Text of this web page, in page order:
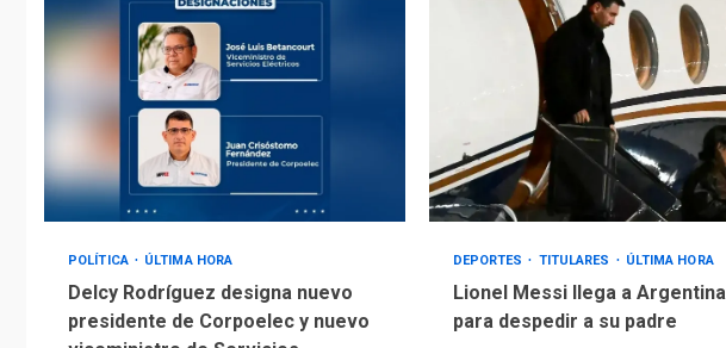
POLÍTICA ÚLTIMA HORA
Delcy Rodríguez designa nuevo
presidente de Corpoelec y nuevo
DEPORTES TITULARES ÚLTIMA HORA
Lionel Messi llega a Argentina
para despedir a su padre